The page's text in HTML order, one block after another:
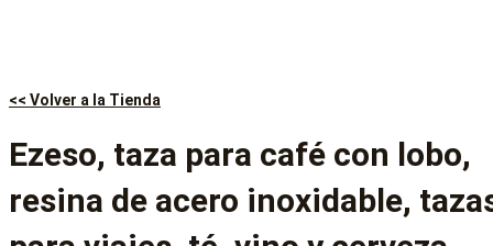
<< Volver a la Tienda
Ezeso, taza para café con lobo,
resina de acero inoxidable,